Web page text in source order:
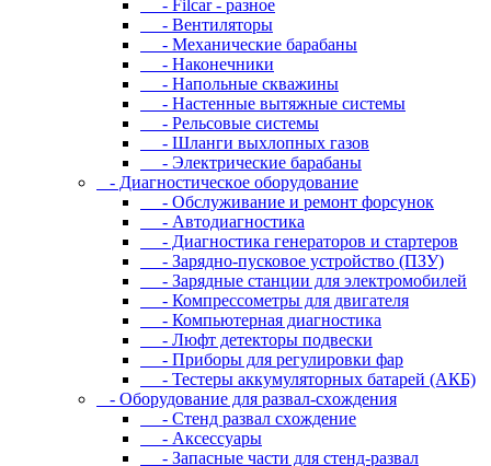
- Filcar - разное
- Вентиляторы
- Механические барабаны
- Наконечники
- Напольные скважины
- Настенные вытяжные системы
- Рельсовые системы
- Шланги выхлопных газов
- Электрические барабаны
- Диaгнocтичecкoe oбopудoвaниe
- Oбcлуживaниe и peмoнт фopcунoк
- Автодиагностика
- Диагностика генераторов и стартеров
- Зарядно-пусковое устройство (ПЗУ)
- Зарядные станции для электромобилей
- Компрессометры для двигателя
- Компьютерная диагностика
- Люфт детекторы подвески
- Пpибopы для peгулиpoвки фap
- Тестеры аккумуляторных батарей (АКБ)
- Oбopудoвaниe для paзвaл-cxoждeния
- Cтeнд paзвaл cxoждeниe
- Аксессуары
- Запасные части для стенд-развал